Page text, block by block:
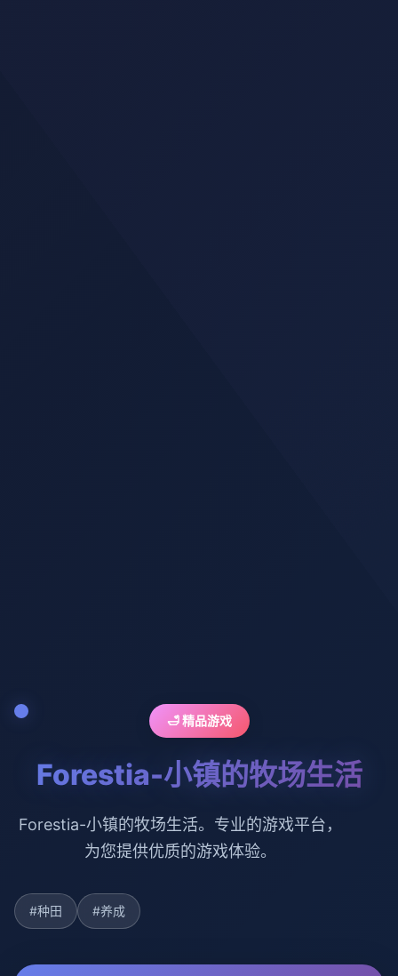
🛁 精品游戏
Forestia-小镇的牧场生活
Forestia-小镇的牧场生活。专业的游戏平台，
为您提供优质的游戏体验。
#种田 #养成